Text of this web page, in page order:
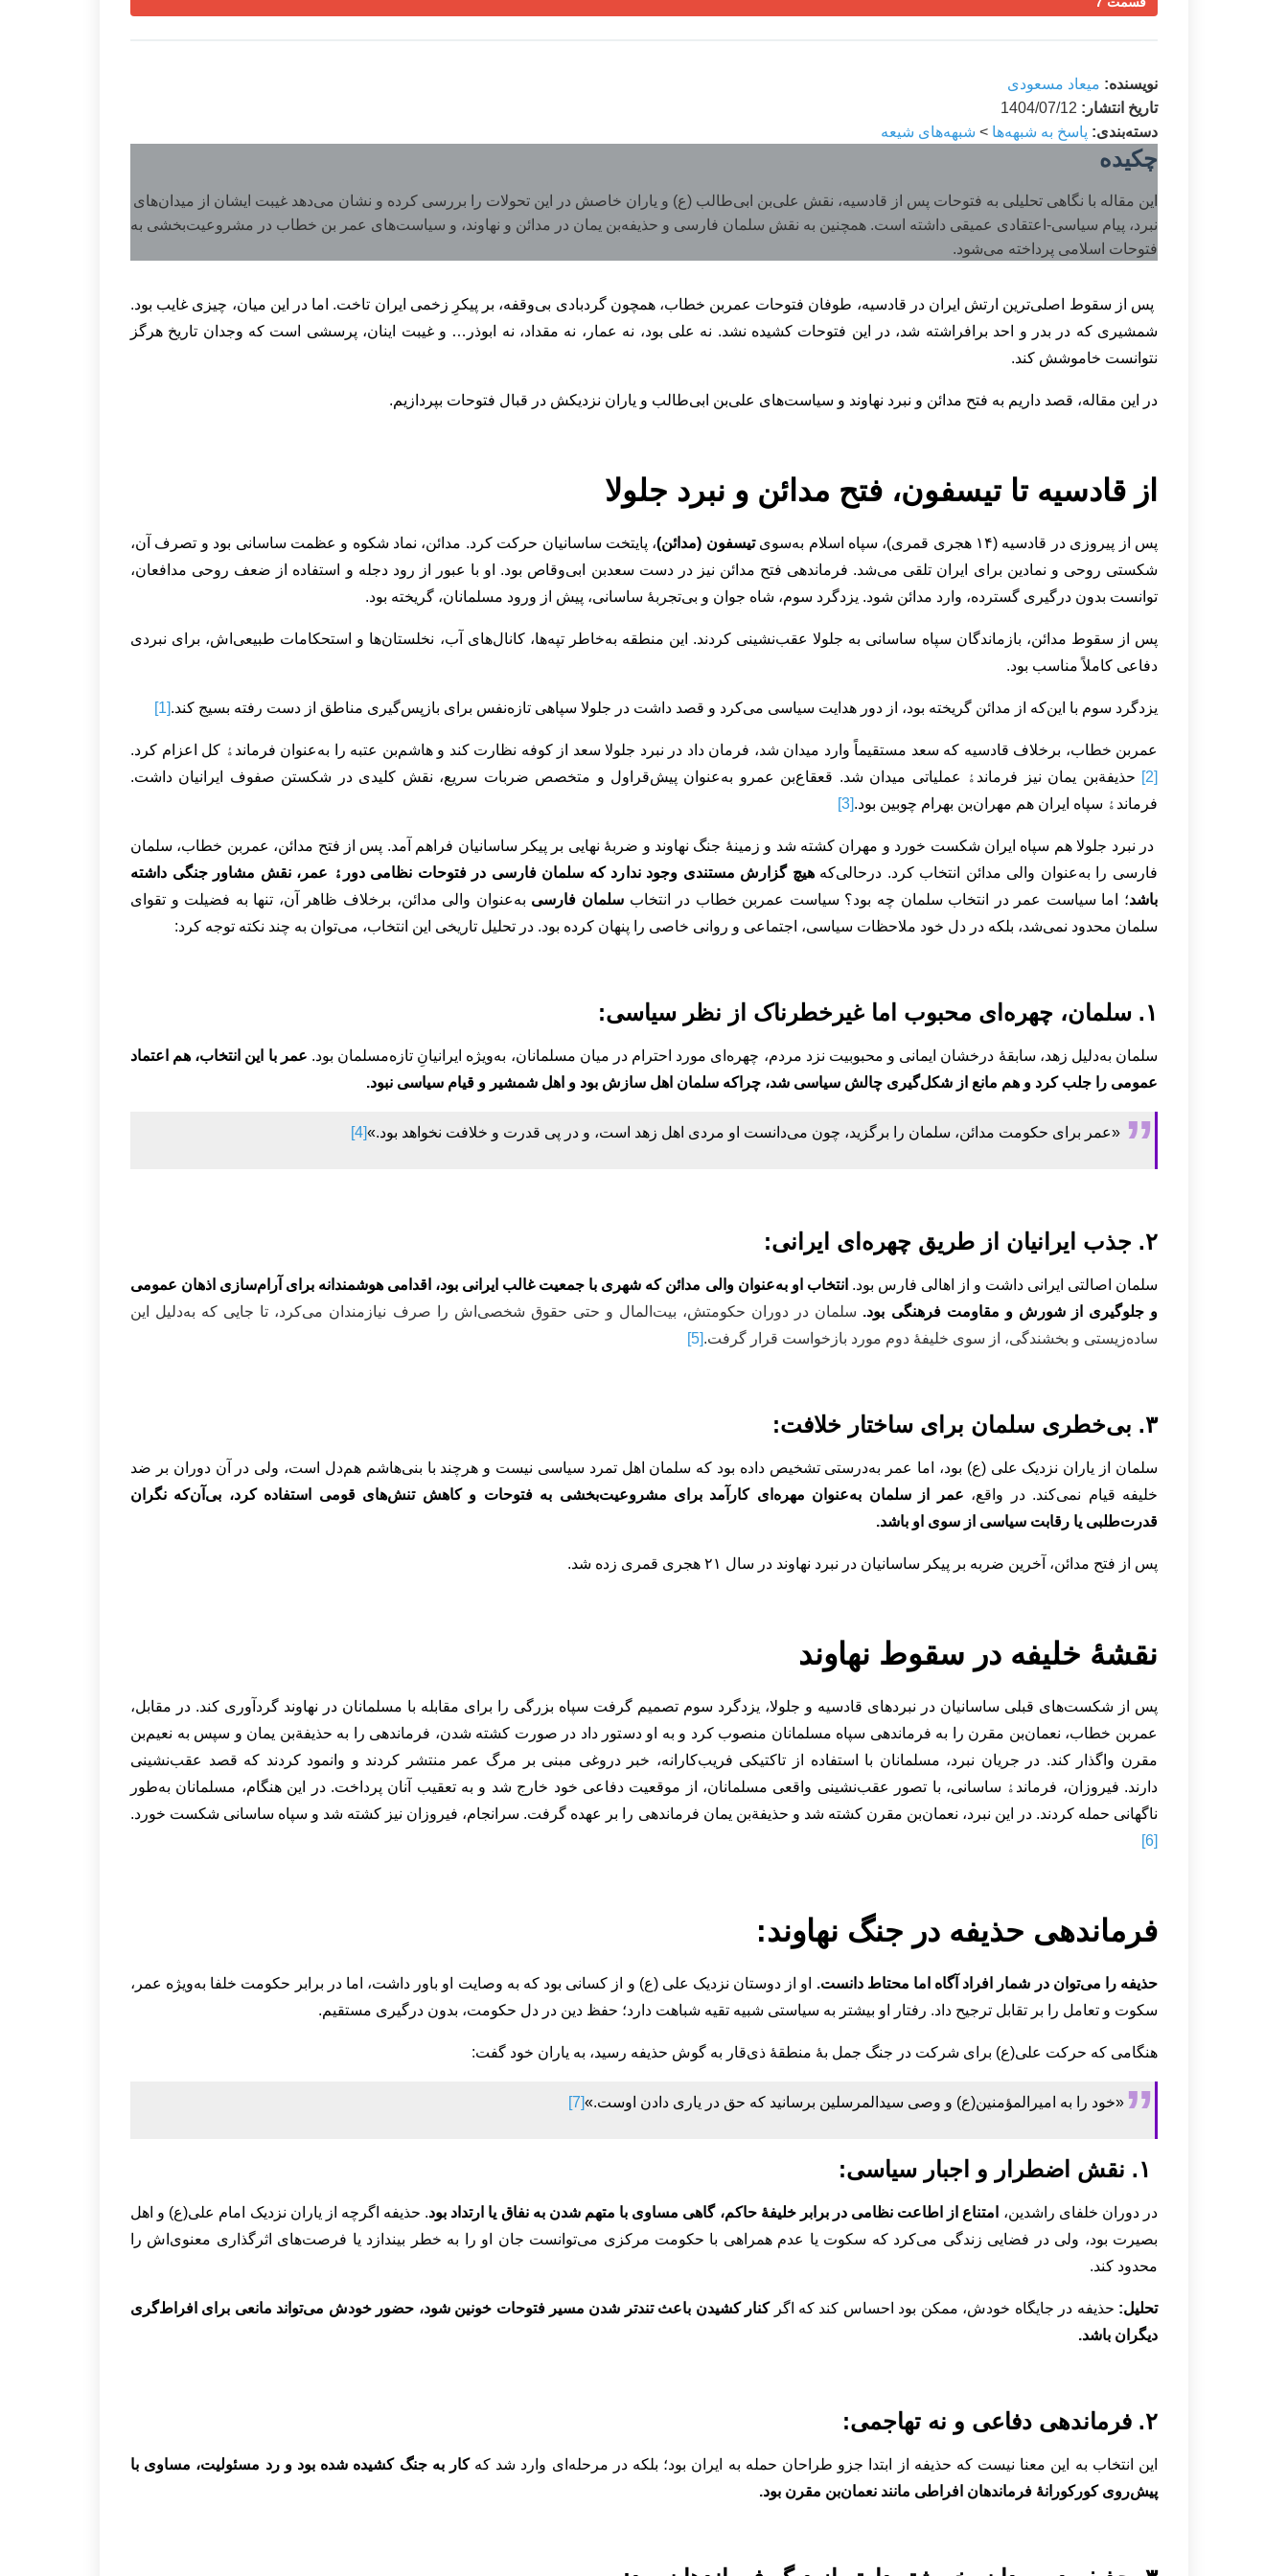
نویسنده: میعاد مسعودی
تاریخ انتشار: 1404/07/12
دسته‌بندی: پاسخ به شبهه‌ها > شبهه‌های شیعه
چکیده
این مقاله با نگاهی تحلیلی به فتوحات پس از قادسیه، نقش علی‌بن ابی‌طالب (ع) و یاران خاصش در این تحولات را بررسی کرده و نشان می‌دهد غیبت ایشان از میدان‌های
نبرد، پیام سیاسی-اعتقادی عمیقی داشته است. همچنین به نقش سلمان فارسی و حذیفه‌بن یمان در مدائن و نهاوند، و سیاست‌های عمر بن خطاب در مشروعیت‌بخشی به
فتوحات اسلامی پرداخته می‌شود.
پس از سقوط اصلی‌ترین ارتش ایران در قادسیه، طوفان فتوحات عمربن خطاب، همچون گردبادی بی‌وقفه، بر پیکرِ زخمی ایران تاخت. اما در این میان، چیزی غایب بود.
شمشیری که در بدر و احد برافراشته شد، در این فتوحات کشیده نشد. نه علی بود، نه عمار، نه مقداد، نه ابوذر… و غیبت اینان، پرسشی است که وجدان تاریخ هرگز
نتوانست خاموشش کند.
در این مقاله، قصد داریم به فتح مدائن و نبرد نهاوند و سیاست‌های علی‌بن ابی‌طالب و یاران نزدیکش در قبال فتوحات بپردازیم.
از قادسیه تا تیسفون، فتح مدائن و نبرد جلولا
پس از پیروزی در قادسیه (۱۴ هجری قمری)، سپاه اسلام به‌سوی تیسفون (مدائن)، پایتخت ساسانیان حرکت کرد. مدائن، نماد شکوه و عظمت ساسانی بود و تصرف آن،
شکستی روحی و نمادین برای ایران تلقی می‌شد. فرماندهی فتح مدائن نیز در دست سعدبن ابی‌وقاص بود. او با عبور از رود دجله و استفاده از ضعف روحی مدافعان،
توانست بدون درگیری گسترده، وارد مدائن شود. یزدگرد سوم، شاه جوان و بی‌تجربۀ ساسانی، پیش از ورود مسلمانان، گریخته بود.
پس از سقوط مدائن، بازماندگان سپاه ساسانی به جلولا عقب‌نشینی کردند. این منطقه به‌خاطر تپه‌ها، کانال‌های آب، نخلستان‌ها و استحکامات طبیعی‌اش، برای نبردی
دفاعی کاملاً مناسب بود.
یزدگرد سوم با این‌که از مدائن گریخته بود، از دور هدایت سیاسی می‌کرد و قصد داشت در جلولا سپاهی تازه‌نفس برای بازپس‌گیری مناطق از دست رفته بسیج کند.[1]
عمربن خطاب، برخلاف قادسیه که سعد مستقیماً وارد میدان شد، فرمان داد در نبرد جلولا سعد از کوفه نظارت کند و هاشم‌بن عتبه را به‌عنوان فرماندﮤ کل اعزام کرد.
[2]
حذیفة‌بن یمان نیز فرماندﮤ عملیاتی میدان شد. قعقاع‌بن عمرو به‌عنوان پیش‌قراول و متخصص ضربات سریع، نقش کلیدی در شکستن صفوف ایرانیان داشت.
فرماندﮤ سپاه ایران هم مهران‌بن بهرام چوبین بود.[3]
در نبرد جلولا هم سپاه ایران شکست خورد و مهران کشته شد و زمینۀ جنگ نهاوند و ضربۀ نهایی بر پیکر ساسانیان فراهم آمد. پس از فتح مدائن، عمربن خطاب، سلمان
فارسی را به‌عنوان والی مدائن انتخاب کرد. درحالی‌کههیچ گزارش مستندی وجود ندارد که سلمان فارسی در فتوحات نظامی دورﮤ عمر، نقش مشاور جنگی داشته
باشد؛ اما سیاست عمر در انتخاب سلمان چه بود؟ سیاست عمربن خطاب در انتخابسلمان فارسی به‌عنوان والی مدائن، برخلاف ظاهر آن، تنها به فضیلت و تقوای
سلمان محدود نمی‌شد، بلکه در دل خود ملاحظات سیاسی، اجتماعی و روانی خاصی را پنهان کرده بود. در تحلیل تاریخی این انتخاب، می‌توان به چند نکته توجه کرد:
۱. سلمان، چهره‌ای محبوب اما غیرخطرناک از نظر سیاسی:
سلمان به‌دلیل زهد، سابقۀ درخشان ایمانی و محبوبیت نزد مردم، چهره‌ای مورد احترام در میان مسلمانان، به‌ویژه ایرانیانِ تازه‌مسلمان بود. عمر با این انتخاب، هم اعتماد
عمومی را جلب کرد و هم مانع از شکل‌گیری چالش سیاسی شد، چراکه سلمان اهل سازش بود و اهل شمشیر و قیام سیاسی نبود.
«عمر برای حکومت مدائن، سلمان را برگزید، چون می‌دانست او مردی اهل زهد است، و در پی قدرت و خلافت نخواهد بود.»[4]
۲. جذب ایرانیان از طریق چهره‌ای ایرانی:
سلمان اصالتی ایرانی داشت و از اهالی فارس بود. انتخاب او به‌عنوان والی مدائن که شهری با جمعیت غالب ایرانی بود، اقدامی هوشمندانه برای آرام‌سازی اذهان عمومی
و جلوگیری از شورش و مقاومت فرهنگی بود. سلمان در دوران حکومتش، بیت‌المال و حتی حقوق شخصی‌اش را صرف نیازمندان می‌کرد، تا جایی که به‌دلیل این
ساده‌زیستی و بخشندگی، از سوی خلیفۀ دوم مورد بازخواست قرار گرفت.[5]
۳. بی‌خطری سلمان برای ساختار خلافت:
سلمان از یاران نزدیک علی (ع) بود، اما عمر به‌درستی تشخیص داده بود که سلمان اهل تمرد سیاسی نیست و هرچند با بنی‌هاشم هم‌دل است، ولی در آن دوران بر ضد
خلیفه قیام نمی‌کند. در واقع، عمر از سلمان به‌عنوان مهره‌ای کارآمد برای مشروعیت‌بخشی به فتوحات و کاهش تنش‌های قومی استفاده کرد، بی‌آن‌که نگران
قدرت‌طلبی یا رقابت سیاسی از سوی او باشد.
پس از فتح مدائن، آخرین ضربه بر پیکر ساسانیان در نبرد نهاوند در سال ۲۱ هجری قمری زده شد.
نقشۀ خلیفه در سقوط نهاوند
پس از شکست‌های قبلی ساسانیان در نبردهای قادسیه و جلولا، یزدگرد سوم تصمیم گرفت سپاه بزرگی را برای مقابله با مسلمانان در نهاوند گردآوری کند. در مقابل،
عمربن خطاب، نعمان‌بن مقرن را به فرماندهی سپاه مسلمانان منصوب کرد و به او دستور داد در صورت کشته شدن، فرماندهی را به حذیفة‌بن یمان و سپس به نعیم‌بن
مقرن واگذار کند. در جریان نبرد، مسلمانان با استفاده از تاکتیکی فریب‌کارانه، خبر دروغی مبنی بر مرگ عمر منتشر کردند و وانمود کردند که قصد عقب‌نشینی
دارند. فیروزان، فرماندﮤ ساسانی، با تصور عقب‌نشینی واقعی مسلمانان، از موقعیت دفاعی خود خارج شد و به تعقیب آنان پرداخت. در این هنگام، مسلمانان به‌طور
ناگهانی حمله کردند. در این نبرد، نعمان‌بن مقرن کشته شد و حذیفة‌بن یمان فرماندهی را بر عهده گرفت. سرانجام، فیروزان نیز کشته شد و سپاه ساسانی شکست خورد.
[6]
فرماندهی حذیفه در جنگ نهاوند:
حذیفه را می‌توان در شمار افراد آگاه اما محتاط دانست. او از دوستان نزدیک علی (ع) و از کسانی بود که به وصایت او باور داشت، اما در برابر حکومت خلفا به‌ویژه عمر،
سکوت و تعامل را بر تقابل ترجیح داد. رفتار او بیشتر به سیاستی شبیه تقیه شباهت دارد؛ حفظ دین در دل حکومت، بدون درگیری مستقیم.
هنگامی که حرکت علی(ع) برای شرکت در جنگ جمل بۀ منطقۀ ذی‌قار به گوش حذیفه رسید، به یاران خود گفت:
«خود را به امیرالمؤمنین(ع) و وصی سیدالمرسلین برسانید که حق در یاری دادن اوست.»[7]
۱. نقش اضطرار و اجبار سیاسی:
در دوران خلفای راشدین، امتناع از اطاعت نظامی در برابر خلیفۀ حاکم، گاهی مساوی با متهم شدن به نفاق یا ارتداد بود. حذیفه اگرچه از یاران نزدیک امام علی(ع) و اهل
بصیرت بود، ولی در فضایی زندگی می‌کرد که سکوت یا عدم همراهی با حکومت مرکزی می‌توانست جان او را به خطر بیندازد یا فرصت‌های اثرگذاری معنوی‌اش را
محدود کند.
تحلیل: حذیفه در جایگاه خودش، ممکن بود احساس کند که اگرکنار کشیدن باعث تندتر شدن مسیر فتوحات خونین شود، حضور خودش می‌تواند مانعی برای افراط‌گری
دیگران باشد.
۲. فرماندهی دفاعی و نه تهاجمی:
این انتخاب به این معنا نیست که حذیفه از ابتدا جزو طراحان حمله به ایران بود؛ بلکه در مرحله‌ای وارد شد کهکار به جنگ کشیده شده بود و رد مسئولیت، مساوی با
پیش‌روی کورکورانۀ فرماندهان افراطی مانند نعمان‌بن مقرن بود.